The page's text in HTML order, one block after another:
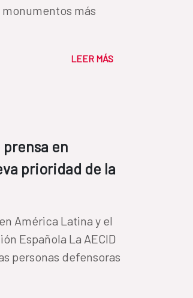
más
LEER MÁS
en
prioridad de la
América Latina y el
Española La AECID
personas defensoras